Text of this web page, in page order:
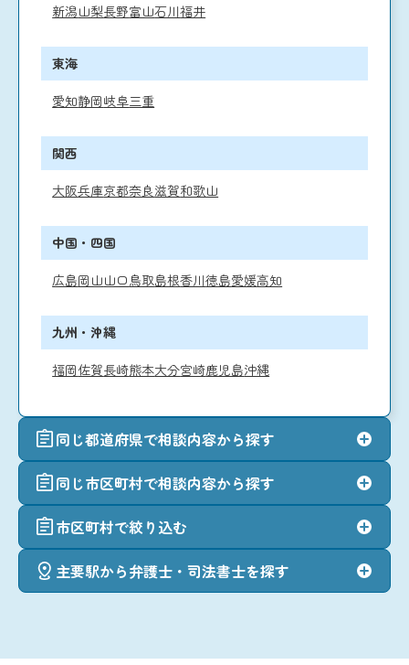
新潟山梨長野富山石川福井
東海
愛知静岡岐阜三重
関西
大阪兵庫京都奈良滋賀和歌山
中国・四国
広島岡山山口鳥取島根香川徳島愛媛高知
九州・沖縄
福岡佐賀長崎熊本大分宮崎鹿児島沖縄
同じ都道府県で相談内容から探す
同じ市区町村で相談内容から探す
市区町村で絞り込む
主要駅から弁護士・司法書士を探す